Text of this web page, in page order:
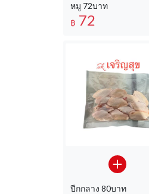
หมู 72บาท
฿ 72
ปีกกลาง 80บาท